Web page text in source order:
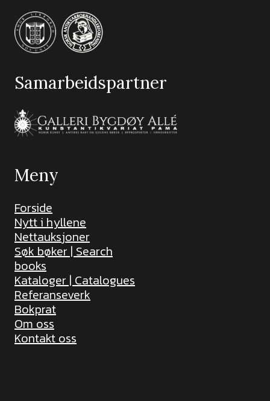
Samarbeidspartner
Meny
Forside
Nytt i hyllene
Nettauksjoner
Søk bøker | Search
books
Kataloger | Catalogues
Referanseverk
Bokprat
Om oss
Kontakt oss